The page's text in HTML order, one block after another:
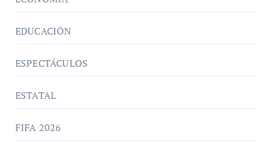
EDUCACIÓN
ESPECTÁCULOS
ESTATAL
FIFA 2026